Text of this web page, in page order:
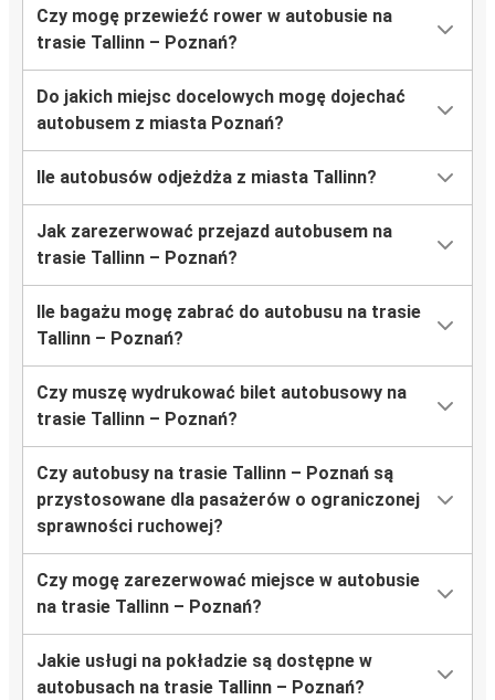
Czy mogę przewieźć rower w autobusie na
trasie Tallinn – Poznań?
Do jakich miejsc docelowych mogę dojechać
autobusem z miasta Poznań?
Ile autobusów odjeżdża z miasta Tallinn?
Jak zarezerwować przejazd autobusem na
trasie Tallinn – Poznań?
Ile bagażu mogę zabrać do autobusu na trasie
Tallinn – Poznań?
Czy muszę wydrukować bilet autobusowy na
trasie Tallinn – Poznań?
Czy autobusy na trasie Tallinn – Poznań są
przystosowane dla pasażerów o ograniczonej
sprawności ruchowej?
Czy mogę zarezerwować miejsce w autobusie
na trasie Tallinn – Poznań?
Jakie usługi na pokładzie są dostępne w
autobusach na trasie Tallinn – Poznań?